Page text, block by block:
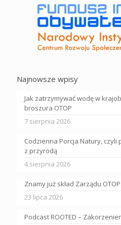
Najnowsze wpisy
Jak zatrzymywać wodę w
broszura OTOP
7 sierpnia 2026
Codzienna Porcja Natury, czyli
z przyrodą
4 sierpnia 2026
Znamy już skład Zarządu
23 lipca 2026
Podcast ROOTED –